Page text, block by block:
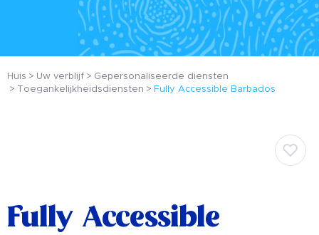
Huis Uw verblijf
Gepersonaliseerde diensten
Toegankelijkheidsdiensten
Fully Accessible Barbados
Fully Accessible